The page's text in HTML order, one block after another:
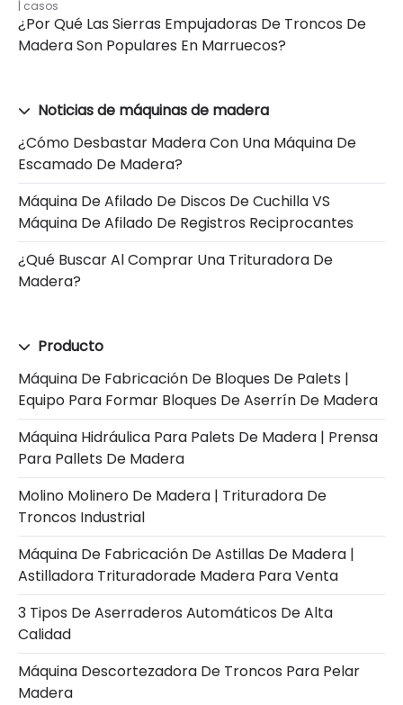
casos
¿Por Qué Las Sierras Empujadoras De Troncos De
Madera Son Populares En Marruecos?
Noticias de máquinas de madera
¿Cómo Desbastar Madera Con Una Máquina De
Escamado De Madera?
Máquina De Afilado De Discos De Cuchilla VS
Máquina De Afilado De Registros Reciprocantes
¿Qué Buscar Al Comprar Una Trituradora De
Madera?
Producto
Máquina De Fabricación De Bloques De Palets |
Equipo Para Formar Bloques De Aserrín De Madera
Máquina Hidráulica Para Palets De Madera | Prensa
Para Pallets De Madera
Molino Molinero De Madera | Trituradora De
Troncos Industrial
Máquina De Fabricación De Astillas De Madera |
Astilladora Trituradorade Madera Para Venta
3 Tipos De Aserraderos Automáticos De Alta
Calidad
Máquina Descortezadora De Troncos Para Pelar
Madera